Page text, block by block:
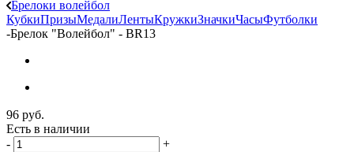
Брелоки волейбол
КубкиПризыМедалиЛентыКружкиЗначкиЧасыФутболки
-Брелок "Волейбол" - BR13
96 руб.
Есть в наличии
-
+